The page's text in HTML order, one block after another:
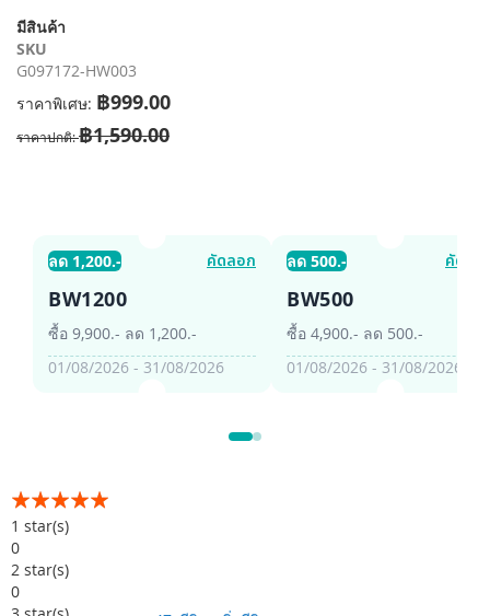
รูปภาพ
มีสินค้า
SKU
G097172-HW003
ราคาพิเศษ ฿999.00
ราคาปกติ ฿1,590.00
ลด 1,200.- คัดลอก
BW1200
ซื้อ 9,900.- ลด 1,200.-
01/08/2026 - 31/08/2026
ลด 500.- คัดลอ
BW500
ซื้อ 4,900.- ลด 500.-
01/08/2026 - 31/08/2026
อันดับ:
99% of100
1 star(s)
0
2 star(s)
0